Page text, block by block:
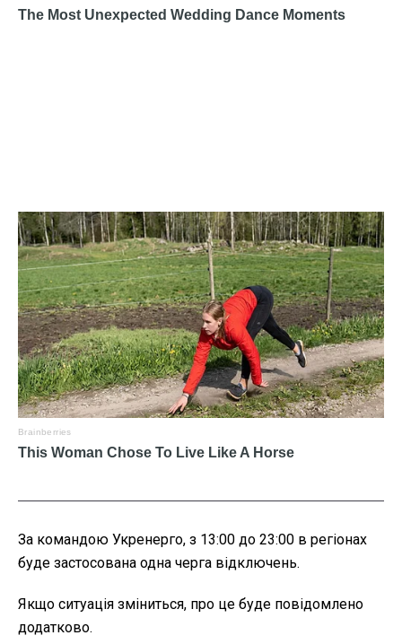
За командою Укренерго, з 13:00 до 23:00 в регіонах
буде застосована одна черга відключень.
Якщо ситуація зміниться, про це буде повідомлено
додатково.